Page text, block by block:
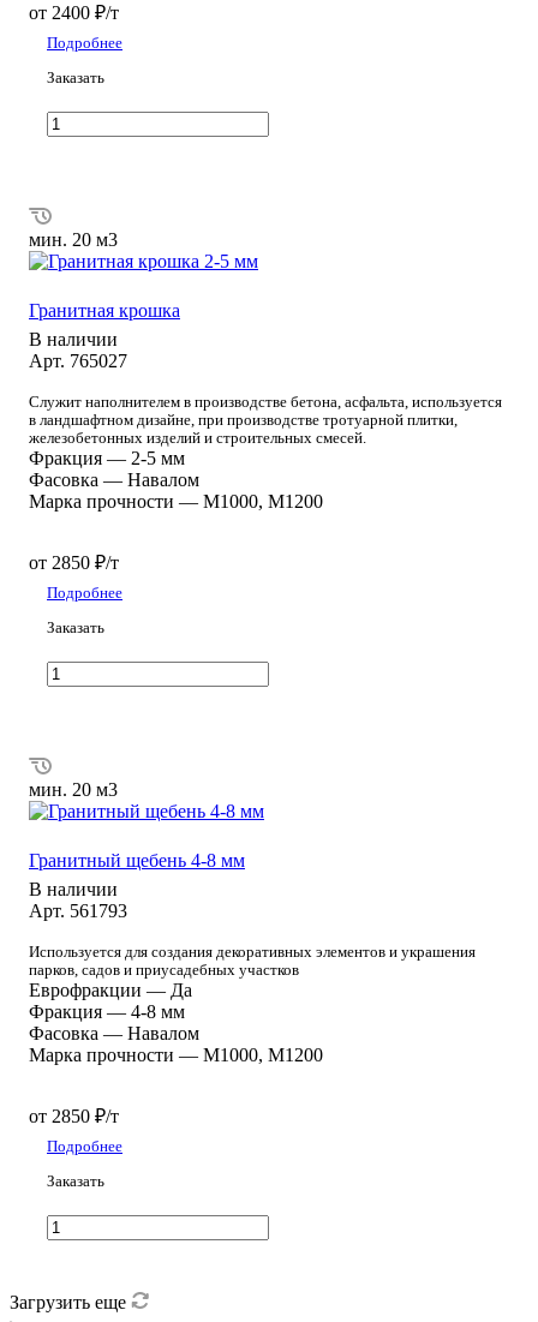
от 2400 ₽/т
Подробнее
Заказать
мин. 20 м3
Гранитная крошка
В наличии
Арт. 765027
Служит наполнителем в производстве бетона, асфальта, используется
в ландшафтном дизайне, при производстве тротуарной плитки,
железобетонных изделий и строительных смесей.
Фракция — 2-5 мм
Фасовка — Навалом
Марка прочности — М1000, М1200
от 2850 ₽/т
Подробнее
Заказать
мин. 20 м3
Гранитный щебень 4-8 мм
В наличии
Арт. 561793
Используется для создания декоративных элементов и украшения
парков, садов и приусадебных участков
Еврофракции — Да
Фракция — 4-8 мм
Фасовка — Навалом
Марка прочности — М1000, М1200
от 2850 ₽/т
Подробнее
Заказать
Загрузить еще